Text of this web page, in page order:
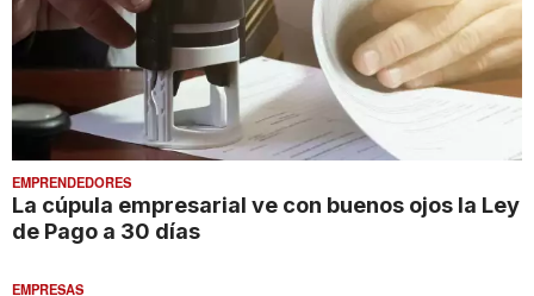
EMPRENDEDORES
La cúpula empresarial ve con buenos ojos la Ley
de Pago a 30 días
EMPRESAS